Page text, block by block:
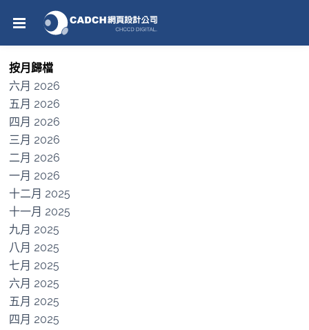
按月歸檔
六月 2026
五月 2026
四月 2026
三月 2026
二月 2026
一月 2026
十二月 2025
十一月 2025
九月 2025
八月 2025
七月 2025
六月 2025
五月 2025
四月 2025